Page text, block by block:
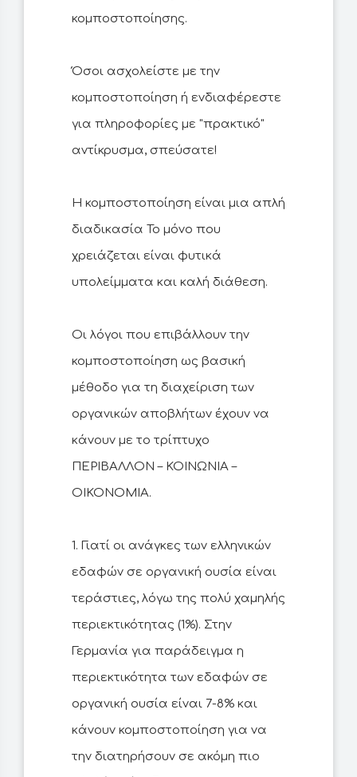
κομποστοποίησης.
Όσοι ασχολείστε με την
κομποστοποίηση ή ενδιαφέρεστε
για πληροφορίες με "πρακτικό"
αντίκρυσμα, σπεύσατε!
Η κομποστοποίηση είναι μια απλή
διαδικασία Το μόνο που
χρειάζεται είναι φυτικά
υπολείμματα και καλή διάθεση.
Οι λόγοι που επιβάλλουν την
κομποστοποίηση ως βασική
μέθοδο για τη διαχείριση των
οργανικών αποβλήτων έχουν να
κάνουν με το τρίπτυχο
ΠΕΡΙΒΑΛΛΟΝ – ΚΟΙΝΩΝΙΑ –
ΟΙΚΟΝΟΜΙΑ.
1. Γιατί οι ανάγκες των ελληνικών
εδαφών σε οργανική ουσία είναι
τεράστιες, λόγω της πολύ χαμηλής
περιεκτικότητας (1%). Στην
Γερμανία για παράδειγμα η
περιεκτικότητα των εδαφών σε
οργανική ουσία είναι 7-8% και
κάνουν κομποστοποίηση για να
την διατηρήσουν σε ακόμη πιο